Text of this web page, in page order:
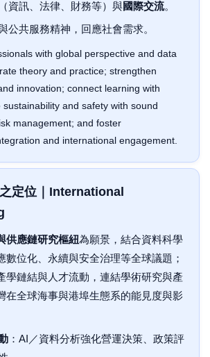
（資訊、法律、財務等）與國際交流。
公共服務精神，回應社會需求。
with global perspective and data
theory and practice; strengthen
innovation; connect learning with
and safety with sound
management; and foster
and international engagement.
定位｜International
供應鏈研究樞紐為願景，結合資料科學
數位化、永續與安全治理等全球議題；
學鏈結與人才流動，連結學術研究與產
在全球海事與港埠生態系的能見度與影
：AI／資料分析強化營運決策、政策評